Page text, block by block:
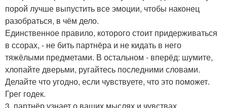
порой лучше выпустить все эмоции, чтобы наконец
разобраться, в чём дело.
Единственное правило, которого стоит придерживаться
в ссорах, - не бить партнёра и не кидать в него
тяжёлыми предметами. В остальном - вперёд: шумите,
хлопайте дверьми, ругайтесь последними словами.
Делайте что угодно, если чувствуете, что это поможет.
Грег годек.
3. партнёр узнает о ваших мыслях и чувствах.